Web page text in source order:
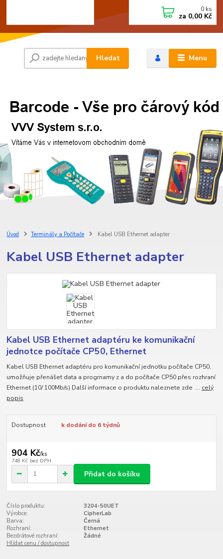
Menu
Hledat
0 ks
za 0,00 Kč
Úvod Terminály a Počítače Kabel USB Ethernet adapter
Kabel USB Ethernet adapter
Kabel USB Ethernet adaptéru ke komunikační
jednotce počítače CP50, Ethernet
Kabel USB Ethernet adaptéru pro komunikační jednotku počítače CP50,
umožňuje přenášet data a progrnamy z a do počítače CP50 přes rozhraní
Ethernet (10/ 100Mb/s) Další informace o produktu naleznete zde .... celý
popis
Dostupnost k dodání do 6 týdnů
904 Kč/ks
748 Kč bez DPH
Přidat do košíku
Číslo produktu:
3204-50UET
Výrobce:
CipherLab
Barva:
Černá
Rozhraní:
Ethernet
Bezdrátové rozhraní:
Žádné
Hlídat cenu / dostupnost